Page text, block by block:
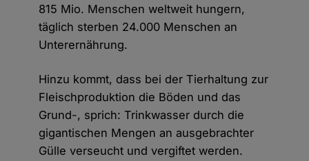
815 Mio. Menschen weltweit hungern,
täglich sterben 24.000 Menschen an
Unterernährung.
Hinzu kommt, dass bei der Tierhaltung zur
Fleischproduktion die Böden und das
Grund-, sprich: Trinkwasser durch die
gigantischen Mengen an ausgebrachter
Gülle verseucht und vergiftet werden.